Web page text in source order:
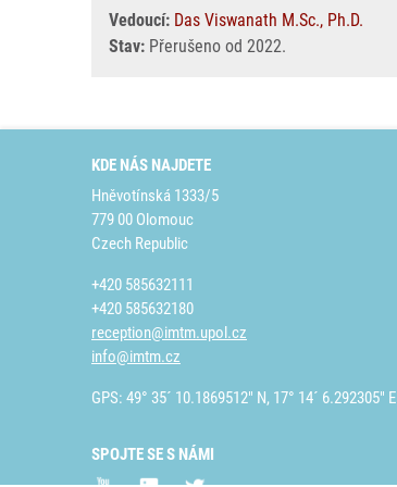
Vedoucí: Das Viswanath M.Sc., Ph.D.
Stav: Přerušeno od 2022.
KDE NÁS NAJDETE
Hněvotínská 1333/5
779 00 Olomouc
Czech Republic
+420 585632111
+420 585632180
reception@imtm.upol.cz
info@imtm.cz
GPS: 49° 35´ 10.1869512" N, 17° 14´ 6.292305" E
SPOJTE SE S NÁMI